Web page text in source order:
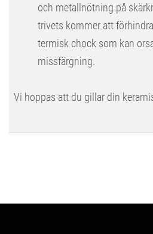
och metallnötning på
trivets kommer att
termisk chock som kan
missfärgning.
Vi hoppas att du gillar din